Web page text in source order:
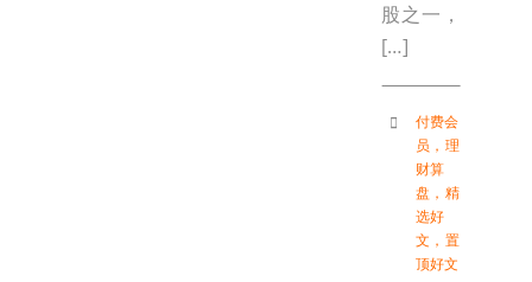
股之一，
[…]
付费会
员 ， 理
财算
盘 ， 精
选好
文 ， 置
顶好文